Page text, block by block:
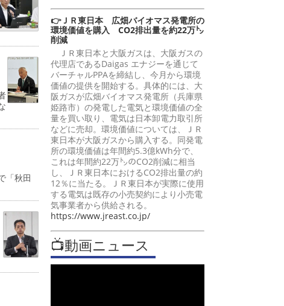
「秋田
👉ＪＲ東日本 広畑バイオマス発電所の
環境価値を購入 CO2排出量を約22万㌧
削減
ＪＲ東日本と大阪ガスは、大阪ガスの
代理店であるDaigas エナジーを通じて
バーチャルPPAを締結し、今月から環境
価値の提供を開始する。具体的には、大
阪ガスが広畑バイオマス発電所（兵庫県
姫路市）の発電した電気と環境価値の全
量を買い取り、電気は日本卸電力取引所
などに売却。環境価値については、ＪＲ
東日本が大阪ガスから購入する。同発電
所の環境価値は年間約5.3億kWh分で、
これは年間約22万㌧のCO2削減に相当
し、ＪＲ東日本におけるCO2排出量の約
12％に当たる。ＪＲ東日本が実際に使用
する電気は既存の小売契約により小売電
気事業者から供給される。
https://www.jreast.co.jp/
📺動画ニュース